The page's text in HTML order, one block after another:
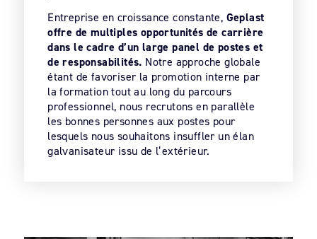
Entreprise en croissance constante, Geplast
offre de multiples opportunités de carrière
dans le cadre d’un large panel de postes et
de responsabilités. Notre approche globale
étant de favoriser la promotion interne par
la formation tout au long du parcours
professionnel, nous recrutons en parallèle
les bonnes personnes aux postes pour
lesquels nous souhaitons insuffler un élan
galvanisateur issu de l’extérieur.